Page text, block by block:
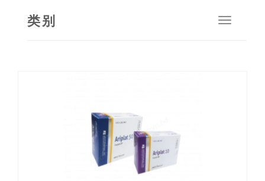
Toggle
类别